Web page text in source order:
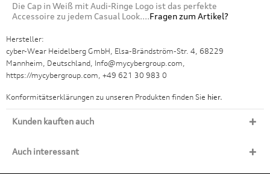
Die Cap in Weiß mit Audi-Ringe Logo ist das perfekte
Accessoire zu jedem Casual Look....Fragen zum Artikel?
Hersteller:
cyber-Wear Heidelberg GmbH, Elsa-Brändström-Str. 4, 68229
Mannheim, Deutschland, Info@mycybergroup.com,
https://mycybergroup.com, +49 621 30 983 0
Konformitätserklärungen zu unseren Produkten finden Sie hier.
Kunden kauften auch
Auch interessant